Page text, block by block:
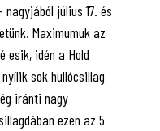
július 17. és
Maximumuk az
esik, idén a Hold
sok hullócsillag
iránti nagy
ezen az 5